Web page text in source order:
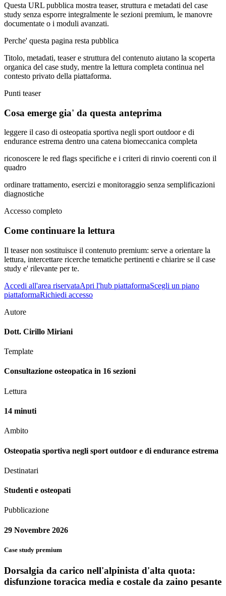
Questa URL pubblica mostra teaser, struttura e metadati del case
study senza esporre integralmente le sezioni premium, le manovre
documentate o i moduli avanzati.
Perche' questa pagina resta pubblica
Titolo, metadati, teaser e struttura del contenuto aiutano la scoperta
organica del case study, mentre la lettura completa continua nel
contesto privato della piattaforma.
Punti teaser
Cosa emerge gia' da questa anteprima
leggere il caso di osteopatia sportiva negli sport outdoor e di
endurance estrema dentro una catena biomeccanica completa
riconoscere le red flags specifiche e i criteri di rinvio coerenti con il
quadro
ordinare trattamento, esercizi e monitoraggio senza semplificazioni
diagnostiche
Accesso completo
Come continuare la lettura
Il teaser non sostituisce il contenuto premium: serve a orientare la
lettura, intercettare ricerche tematiche pertinenti e chiarire se il case
study e' rilevante per te.
Accedi all'area riservataApri l'hub piattaformaScegli un piano
piattaformaRichiedi accesso
Autore
Dott. Cirillo Miriani
Template
Consultazione osteopatica in 16 sezioni
Lettura
14 minuti
Ambito
Osteopatia sportiva negli sport outdoor e di endurance estrema
Destinatari
Studenti e osteopati
Pubblicazione
29 Novembre 2026
Case study premium
Dorsalgia da carico nell'alpinista d'alta quota:
disfunzione toracica media e costale da zaino pesante